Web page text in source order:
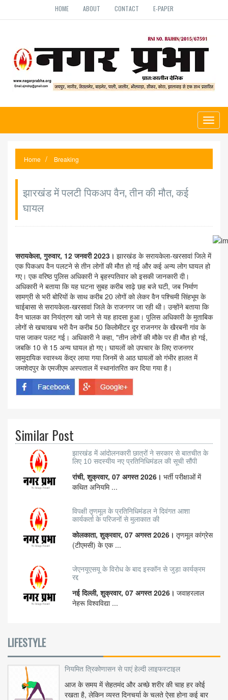
HOME ABOUT CONTACT E-PAPER
Home Breaking
झारखंड में पलटी पिकअप वैन, तीन की मौत, कई
घायल
सरायकेला, गुरुवार, 12 जनवरी 2023। झारखंड के सरायकेला-खरसावां जिले में
एक पिकअप वैन पलटने से तीन लोगों की मौत हो गई और कई अन्य लोग घायल हो
गए। एक वरिष्ठ पुलिस अधिकारी ने बृहस्पतिवार को इसकी जानकारी दी।
अधिकारी ने बताया कि यह घटना सुबह करीब साढ़े छह बजे घटी, जब निर्माण
सामग्री से भरी बोरियों के साथ करीब 20 लोगों को लेकर वैन पश्चिमी सिंहभूम के
चाईबासा से सरायकेला-खरसावां जिले के राजनगर जा रही थी। उन्होंने बताया कि
वैन चालक का नियंत्रण खो जाने से यह हादसा हुआ। पुलिस अधिकारी के मुताबिक
लोगों से खचाखच भरी वैन करीब 50 किलोमीटर दूर राजनगर के खैरबनी गांव के
पास जाकर पलट गई। अधिकारी ने कहा, "तीन लोगों की मौके पर ही मौत हो गई,
जबकि 10 से 15 अन्य घायल हो गए। घायलों को उपचार के लिए राजनगर
सामुदायिक स्वास्थ्य केंद्र लाया गया जिनमें से आठ घायलों को गंभीर हालत में
जमशेदपुर के एमजीएम अस्पताल में स्थानांतरित कर दिया गया है।
Similar Post
झारखंड में आंदोलनकारी छात्रों ने सरकार से बातचीत के
लिए 10 सदस्यीय नए प्रतिनिधिमंडल की सूची सौंपी
रांची, शुक्रवार, 07 अगस्त 2026। भर्ती परीक्षाओं में
कथित अनियमि ...
विपक्षी तृणमूल के प्रतिनिधिमंडल ने दिवंगत आशा
कार्यकर्ता के परिजनों से मुलाकात की
कोलकाता, शुक्रवार, 07 अगस्त 2026। तृणमूल कांग्रेस
(टीएमसी) के एक ...
जेएनयूएसयू के विरोध के बाद इस्कॉन से जुड़ा कार्यक्रम
रद्द
नई दिल्ली, शुक्रवार, 07 अगस्त 2026। जवाहरलाल
नेहरू विश्वविद्या ...
LIFESTYLE
नियमित त्रिकोणासन से पाएं हेल्दी लाइफस्टाइल
आज के समय में सेहतमंद और अच्छे शरीर की चाह हर कोई
रखता है, लेकिन व्यस्त दिनचर्या के चलते ऐसा होना कई बार